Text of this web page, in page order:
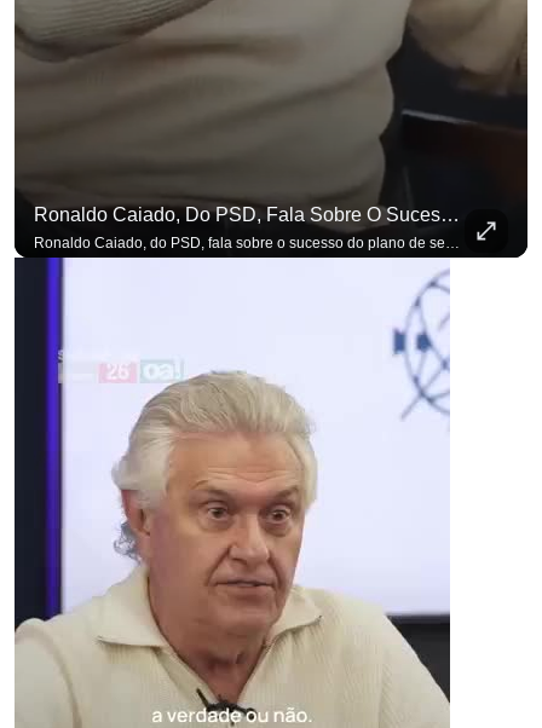
Ronaldo Caiado, Do PSD, Fala Sobre O Sucesso Do Plano De Segurança Pública
Ronaldo Caiado, do PSD, fala sobre o sucesso do plano de segurança pública como governador de Goiás, sendo um incentivo aos empreendedores locais. Se você busca informação com credibilidade, inscreva-se agora e ative o